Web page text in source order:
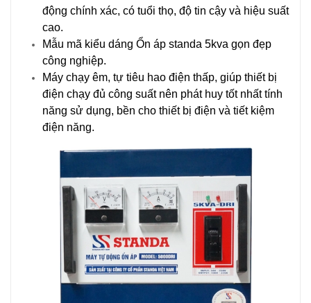
động chính xác, có tuổi thọ, độ tin cậy và hiệu suất
cao.
Mẫu mã kiểu dáng Ổn áp standa 5kva gọn đẹp
công nghiệp.
Máy chạy êm, tự tiêu hao điện thấp, giúp thiết bị
điện chạy đủ công suất nên phát huy tốt nhất tính
năng sử dụng, bền cho thiết bị điện và tiết kiệm
điện năng.